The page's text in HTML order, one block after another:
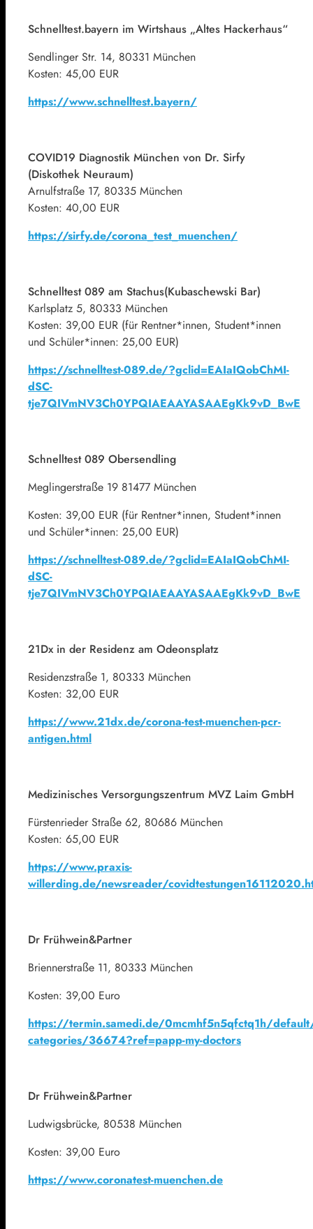
Schnelltest.bayern im Wirtshaus „Altes Hackerhaus“
Sendlinger Str. 14, 80331 München
Kosten: 45,00 EUR
https://www.schnelltest.bayern/
COVID19 Diagnostik München von Dr. Sirfy
(Diskothek Neuraum)
Arnulfstraße 17, 80335 München
Kosten: 40,00 EUR
https://sirfy.de/corona_test_muenchen/
Schnelltest 089 am Stachus(Kubaschewski Bar)
Karlsplatz 5, 80333 München
Kosten: 39,00 EUR (für Rentner*innen, Student*innen
und Schüler*innen: 25,00 EUR)
https://schnelltest-089.de/?gclid=EAIaIQobChMI-
dSC-
tje7QIVmNV3Ch0YPQIAEAAYASAAEgKk9vD_BwE
Schnelltest 089 Obersendling
Meglingerstraße 19 81477 München
Kosten: 39,00 EUR (für Rentner*innen, Student*innen
und Schüler*innen: 25,00 EUR)
https://schnelltest-089.de/?gclid=EAIaIQobChMI-
dSC-
tje7QIVmNV3Ch0YPQIAEAAYASAAEgKk9vD_BwE
21Dx in der Residenz am Odeonsplatz
Residenzstraße 1, 80333 München
Kosten: 32,00 EUR
https://www.21dx.de/corona-test-muenchen-pcr-
antigen.html
Medizinisches Versorgungszentrum MVZ Laim GmbH
Fürstenrieder Straße 62, 80686 München
Kosten: 65,00 EUR
https://www.praxis-
willerding.de/newsreader/
Dr Frühwein&Partner
Briennerstraße 11, 80333 München
Kosten: 39,00 Euro
https://termin.samedi.de/0mcmhf5n5qfctq1h/
categories/36674?ref=papp-my-doctors
Dr Frühwein&Partner
Ludwigsbrücke, 80538 München
Kosten: 39,00 Euro
https://www.coronatest-muenchen.de